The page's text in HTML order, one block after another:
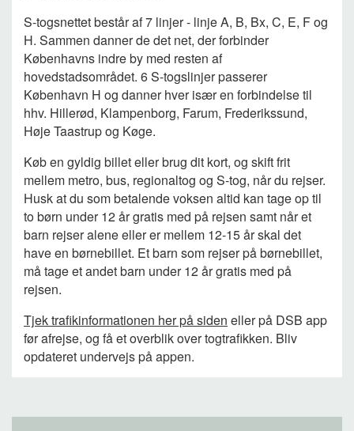
S-togsnettet består af 7 linjer - linje A, B, Bx, C, E, F og
H. Sammen danner de det net, der forbinder
Københavns indre by med resten af
hovedstadsområdet. 6 S-togslinjer passerer
København H og danner hver især en forbindelse til
hhv. Hillerød, Klampenborg, Farum, Frederikssund,
Høje Taastrup og Køge.
Køb en gyldig billet eller brug dit kort, og skift frit
mellem metro, bus, regionaltog og S-tog, når du rejser.
Husk at du som betalende voksen altid kan tage op til
to børn under 12 år gratis med på rejsen samt når et
barn rejser alene eller er mellem 12-15 år skal det
have en børnebillet. Et barn som rejser på børnebillet,
må tage et andet barn under 12 år gratis med på
rejsen.
Tjek trafikinformationen her på siden eller på DSB app
før afrejse, og få et overblik over togtrafikken. Bliv
opdateret undervejs på appen.